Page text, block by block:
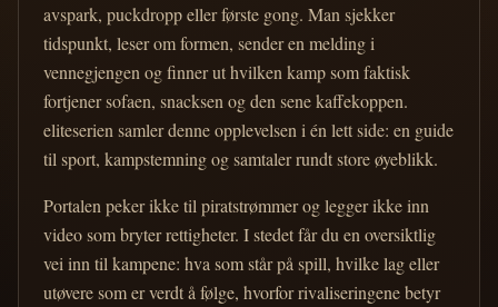
avspark, puckdropp eller første gong. Man sjekker
tidspunkt, leser om formen, sender en melding i
vennegjengen og finner ut hvilken kamp som faktisk
fortjener sofaen, snacksen og den sene kaffekoppen.
eliteserien samler denne opplevelsen i én lett side: en guide
til sport, kampstemning og samtaler rundt store øyeblikk.
Portalen peker ikke til piratstrømmer og legger ikke inn
video som bryter rettigheter. I stedet får du en oversiktlig
vei inn til kampene: hva som står på spill, hvilke lag eller
utøvere som er verdt å følge, hvorfor rivaliseringene betyr